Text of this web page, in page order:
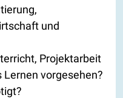
und
Projektarbeit
vorgesehen?